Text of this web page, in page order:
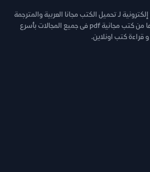
لـ تحميل الكتب مجانا العربية والمترجمة
والروايات والقصص وغيرها من كتب مجانية pdf فى جميع المجالات بأسرع
قراءة كتب اونلاين.